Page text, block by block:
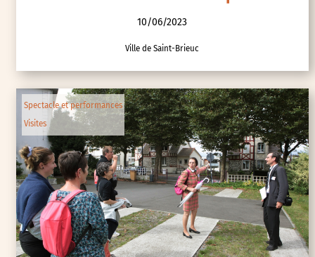
Contes et histoire : La cité-jardin
entre chien et loup
10/06/2023
Ville de Saint-Brieuc
Spectacle et performances
Visites